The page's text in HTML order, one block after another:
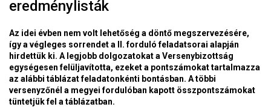
eredménylisták
Az idei évben nem volt lehetőség a döntő megszervezésére,
így a végleges sorrendet a II. forduló feladatsorai alapján
hirdettük ki. A legjobb dolgozatokat a Versenybizottság
egységesen felüljavította, ezeket a pontszámokat tartalmazza
az alábbi táblázat feladatonkénti bontásban. A többi
versenyzőnél a megyei fordulóban kapott összpontszámokat
tüntetjük fel a táblázatban.